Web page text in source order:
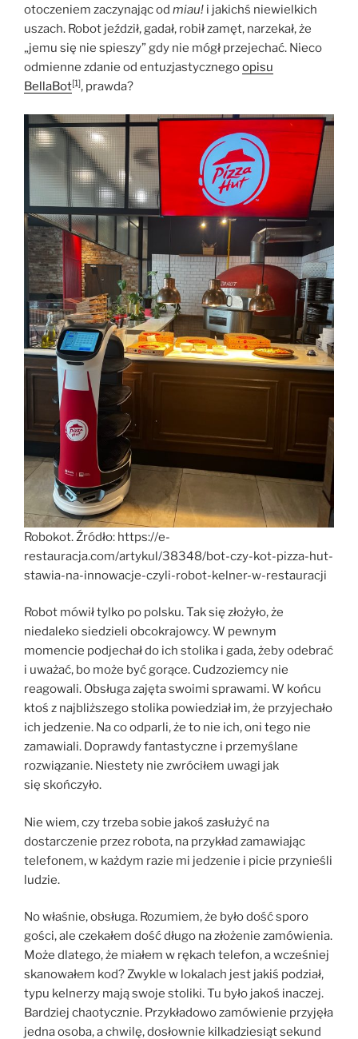
otoczeniem zaczynając od miau! i jakichś niewielkich
uszach. Robot jeździł, gadał, robił zamęt, narzekał, że
„jemu się nie spieszy” gdy nie mógł przejechać. Nieco
odmienne zdanie od entuzjastycznegoopisu
BellaBot[1], prawda?
Robokot. Źródło: https://e-
restauracja.com/artykul/38348/bot-czy-kot-pizza-hut-
stawia-na-innowacje-czyli-robot-kelner-w-restauracji
Robot mówił tylko po polsku. Tak się złożyło, że
niedaleko siedzieli obcokrajowcy. W pewnym
momencie podjechał do ich stolika i gada, żeby odebrać
i uważać, bo może być gorące. Cudzoziemcy nie
reagowali. Obsługa zajęta swoimi sprawami. W końcu
ktoś z najbliższego stolika powiedział im, że przyjechało
ich jedzenie. Na co odparli, że to nie ich, oni tego nie
zamawiali. Doprawdy fantastyczne i przemyślane
rozwiązanie. Niestety nie zwróciłem uwagi jak
się skończyło.
Nie wiem, czy trzeba sobie jakoś zasłużyć na
dostarczenie przez robota, na przykład zamawiając
telefonem, w każdym razie mi jedzenie i picie przynieśli
ludzie.
No właśnie, obsługa. Rozumiem, że było dość sporo
gości, ale czekałem dość długo na złożenie zamówienia.
Może dlatego, że miałem w rękach telefon, a wcześniej
skanowałem kod? Zwykle w lokalach jest jakiś podział,
typu kelnerzy mają swoje stoliki. Tu było jakoś inaczej.
Bardziej chaotycznie. Przykładowo zamówienie przyjęła
jedna osoba, a chwilę, dosłownie kilkadziesiąt sekund